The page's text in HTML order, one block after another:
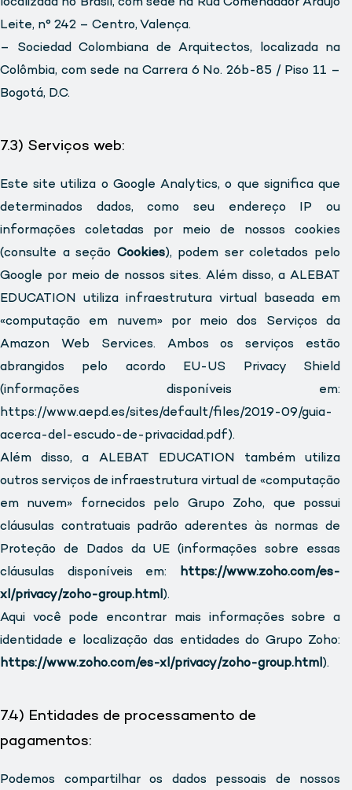
Leite, n° 242 – Centro, Valença.
– Sociedad Colombiana de Arquitectos, localizada na
Colômbia, com sede na Carrera 6 No. 26b-85 / Piso 11 –
Bogotá, D.C.
7.3) Serviços web:
Este site utiliza o Google Analytics, o que significa que
determinados dados, como seu endereço IP ou
informações coletadas por meio de nossos cookies
(consulte a seção Cookies), podem ser coletados pelo
Google por meio de nossos sites. Além disso, a ALEBAT
EDUCATION utiliza infraestrutura virtual baseada em
«computação em nuvem» por meio dos Serviços da
Amazon Web Services. Ambos os serviços estão
abrangidos pelo acordo EU-US Privacy Shield
(informações disponíveis em:
https://www.aepd.es/sites/default/files/2019-09/guia-
acerca-del-escudo-de-privacidad.pdf).
Além disso, a ALEBAT EDUCATION também utiliza
outros serviços de infraestrutura virtual de «computação
em nuvem» fornecidos pelo Grupo Zoho, que possui
cláusulas contratuais padrão aderentes às normas de
Proteção de Dados da UE (informações sobre essas
cláusulas disponíveis em: https://www.zoho.com/es-
xl/privacy/zoho-group.html).
Aqui você pode encontrar mais informações sobre a
identidade e localização das entidades do Grupo Zoho:
https://www.zoho.com/es-xl/privacy/zoho-group.html).
7.4) Entidades de processamento de
pagamentos:
Podemos compartilhar os dados pessoais de nossos